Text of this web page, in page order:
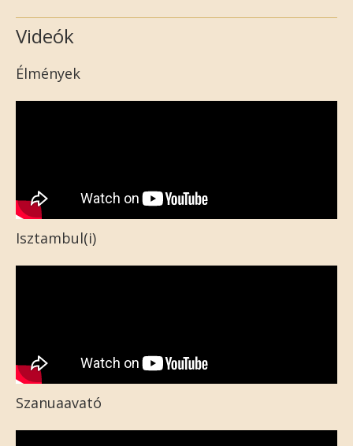
Videók
Élmények
Isztambul(i)
Szanuaavató